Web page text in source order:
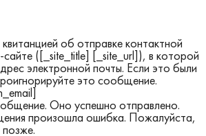
об отправке контактной
([_site_title] [_site_url]), в которой
электронной почты. Если это были
это сообщение.
Оно успешно отправлено.
произошла ошибка. Пожалуйста,